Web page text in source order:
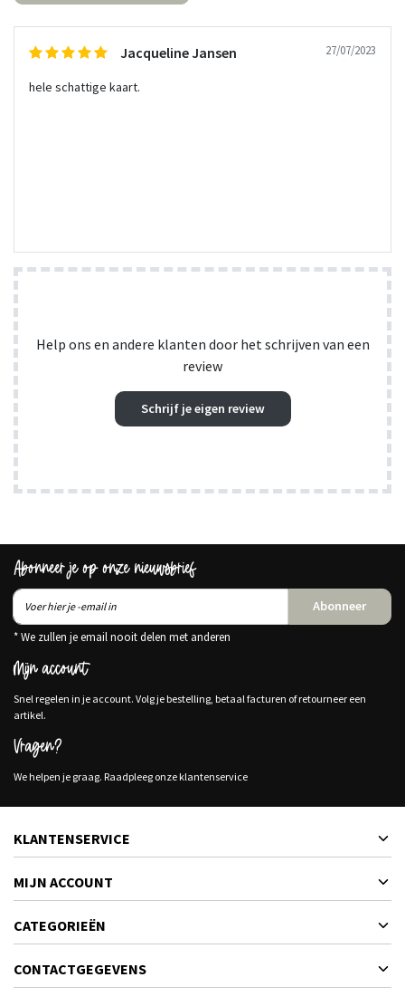
Jacqueline Jansen 27/07/2023
hele schattige kaart.
Help ons en andere klanten door het schrijven van een
review
Schrijf je eigen review
Abonneer je op onze nieuwsbrief
Abonneer
* We zullen je email nooit delen met anderen
Mijn account
Snel regelen in je account. Volg je bestelling, betaal facturen of retourneer een
artikel.
Vragen?
We helpen je graag. Raadpleeg onze klantenservice
KLANTENSERVICE
MIJN ACCOUNT
CATEGORIEËN
CONTACTGEGEVENS